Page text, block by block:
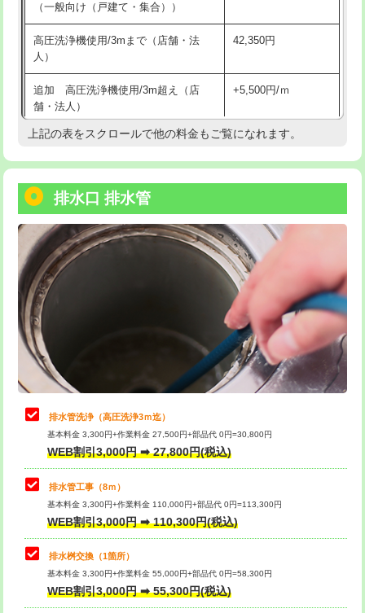
※給水管工事は20mmまでの価格です。
給水管工事※（保温材使用（バンド止
め込み）)
5,500円
給水管工事※（土の掘削・埋め戻し作
業)
11,000円
給水管工事※（塩ビ管（VP・HI）使
用/3ｍまで)
用（追加）/3ｍ超え)
給水管工事※（ライニング鋼管・銅
管・ポリ管・HT管使用/3ｍまで)
44,000円
給水管工事※（ライニング鋼管・銅
管・ポリ管・HT管使用/3ｍ超え)
+8,800円
排水管工事（土の掘削・埋め戻し作
業）
11,000円~
排水管工事（排水管工事/3ｍまで） 55,000円
排水管工事（追加 排水管工事/3ｍ超
え）
マス交換（土の掘削・埋め戻し作業）
マス交換（深さ50㎝未満）
マス交換（深さ50㎝以上） 66,000円
コンクリート斫り（厚さ10㎝まで）
コンクリート斫り（厚さ10㎝超え）
（一般向け（戸建て・集合））
高圧洗浄機使用/3mまで（店舗・法
人）
42,350円
追加 高圧洗浄機使用/3m超え（店
舗・法人）
+5,500円/ｍ
高度高圧洗浄換 現地調査
トーラー機使用/3mまで
追加トーラー機使用/3m超え +3,300円
カメラ調査 33,000円
桝清掃 8,800円
止水・漏水調査・防水処理・清掃・修
理・調整・分解・加工など（軽作業）
11,000円
止水・漏水調査・防水処理・清掃・修
理・調整・分解・加工など（中作業）
22,000円
止水・漏水調査・防水処理・清掃・修
理・調整・分解・加工など（重作業）
33,000円
その他部品の脱着
交換・取付（タンク） 22,000円+材料費
交換・取付(単水栓（壁付・デッキ
式）)
交換・取付(混合水栓（壁付・デッキ
16,500円+材料費
上記の表をスクロールで他の料金もご覧になれます。
排水口 排水管
排水管洗浄（高圧洗浄3ｍ迄）
基本料金 3,300円+作業料金 27,500円+部品代 0円=30,800円
WEB割引3,000円 ➡ 27,800円(税込)
排水管工事（8ｍ）
基本料金 3,300円+作業料金 110,000円+部品代 0円=113,300円
WEB割引3,000円 ➡ 110,300円(税込)
排水桝交換（1箇所）
基本料金 3,300円+作業料金 55,000円+部品代 0円=58,300円
WEB割引3,000円 ➡ 55,300円(税込)